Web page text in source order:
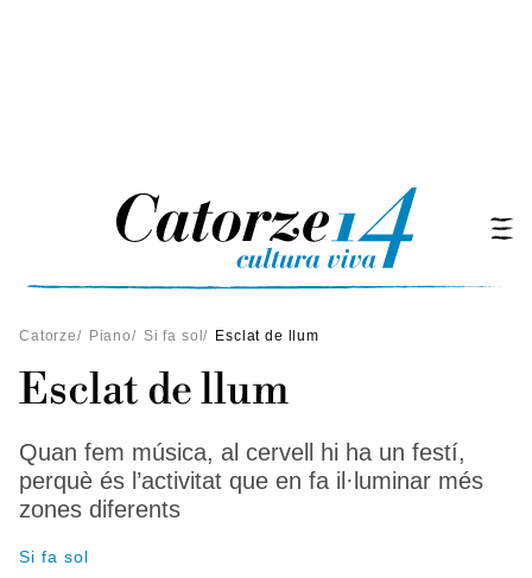
Catorze/ Piano/ Si fa sol/ Esclat de llum
Esclat de llum
Quan fem música, al cervell hi ha un festí,
perquè és l’activitat que en fa il·luminar més
zones diferents
Si fa sol